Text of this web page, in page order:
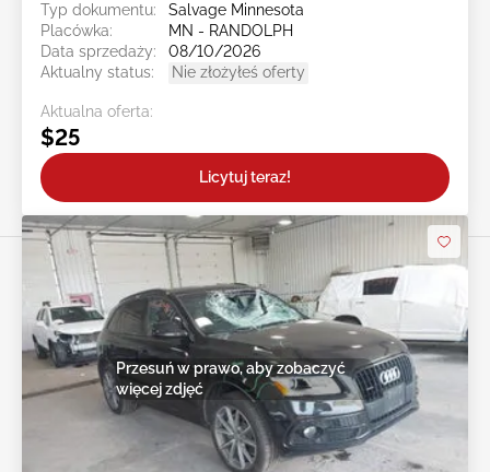
Typ dokumentu:
Salvage Minnesota
Placówka:
MN - RANDOLPH
Data sprzedaży:
08/10/2026
Aktualny status:
Nie złożyłeś oferty
Aktualna oferta:
$25
Licytuj teraz!
Przesuń w prawo, aby zobaczyć
więcej zdjęć